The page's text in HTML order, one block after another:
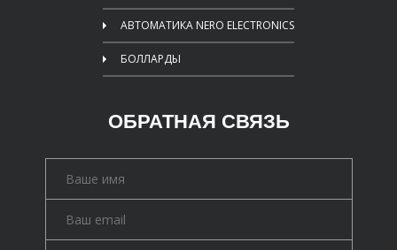
АВТОМАТИКА NERO ELECTRONICS
БОЛЛАРДЫ
ОБРАТНАЯ СВЯЗЬ